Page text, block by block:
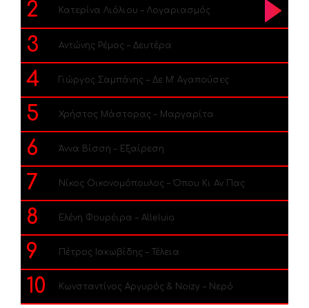
2 Κατερίνα Λιόλιου – Λογαριασμός
3 Αντώνης Ρέμος – Δευτέρα
4 Γιώργος Σαμπάνης – Δε Μ’ Αγαπούσες
5 Χρήστος Μάστορας – Μαργαρίτα
6 Άννα Βίσση – Εξαίρεση
7 Νίκος Οικονομόπουλος – Όπου Κι Αν Πας
8 Ελένη Φουρέιρα – Alleluia
9 Πέτρος Ιακωβίδης – Τέλεια
10 Κωνσταντίνος Αργυρός & Noizy – Νερό